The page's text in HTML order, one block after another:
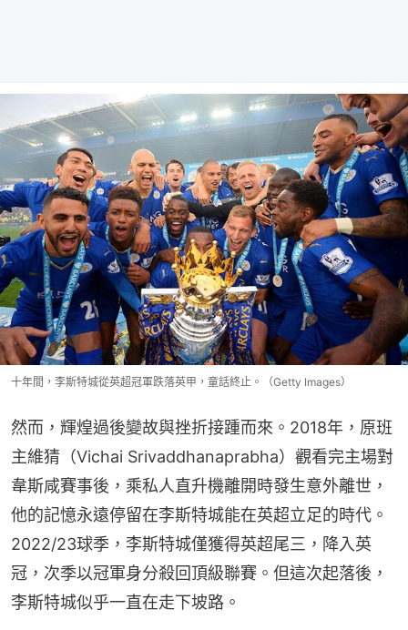
十年間，李斯特城從英超冠軍跌落英甲，童話終止。（Getty Images）
然而，輝煌過後變故與挫折接踵而來。2018年，原班
主維猜（Vichai Srivaddhanaprabha）觀看完主場對
韋斯咸賽事後，乘私人直升機離開時發生意外離世，
他的記憶永遠停留在李斯特城能在英超立足的時代。
2022/23球季，李斯特城僅獲得英超尾三，降入英
冠，次季以冠軍身分殺回頂級聯賽。但這次起落後，
李斯特城似乎一直在走下坡路。